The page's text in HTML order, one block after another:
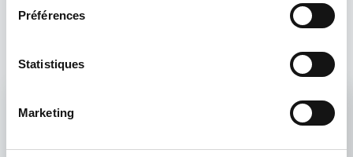
Si vous le permettez, nous aimerions également :
géographique qui peuvent être précises à plusieurs
Identifier votre appareil en l'analysant activement
pour en relever les caractéristiques spécifiques
Préférences
Statistiques
Marketing
Les intervenants du
Admin forum